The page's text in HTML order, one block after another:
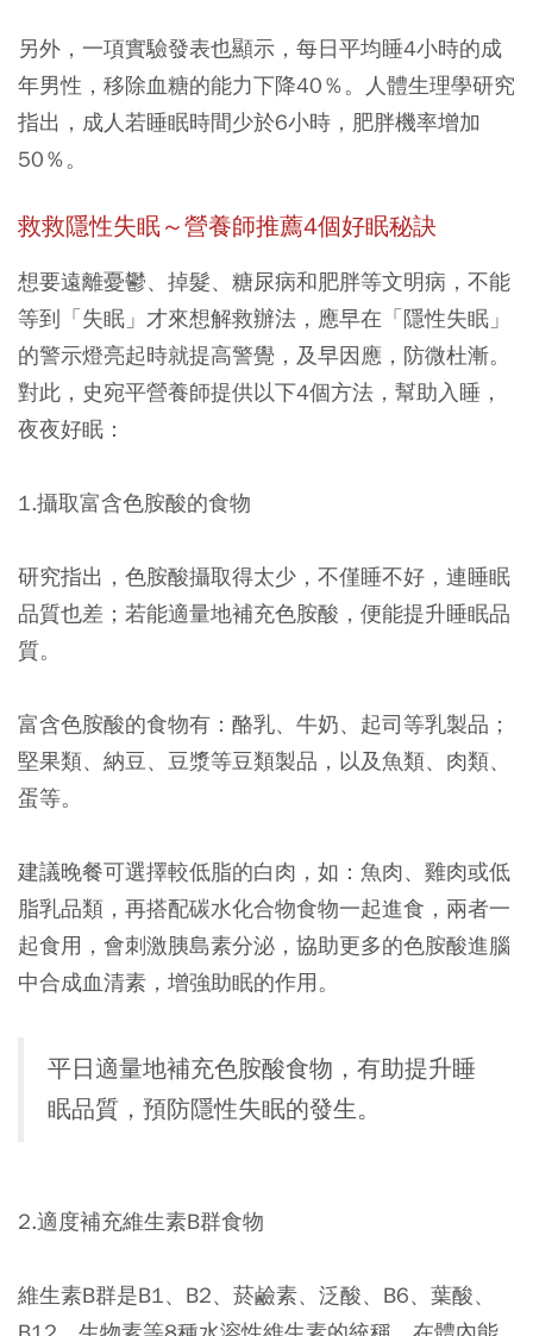
另外，一項實驗發表也顯示，每日平均睡4小時的成
年男性，移除血糖的能力下降40％。人體生理學研究
指出，成人若睡眠時間少於6小時，肥胖機率增加
50％。
救救隱性失眠～營養師推薦4個好眠秘訣
想要遠離憂鬱、掉髮、糖尿病和肥胖等文明病，不能
等到「失眠」才來想解救辦法，應早在「隱性失眠」
的警示燈亮起時就提高警覺，及早因應，防微杜漸。
對此，史宛平營養師提供以下4個方法，幫助入睡，
夜夜好眠：
1.攝取富含色胺酸的食物
研究指出，色胺酸攝取得太少，不僅睡不好，連睡眠
品質也差；若能適量地補充色胺酸，便能提升睡眠品
質。
富含色胺酸的食物有：酪乳、牛奶、起司等乳製品；
堅果類、納豆、豆漿等豆類製品，以及魚類、肉類、
蛋等。
建議晚餐可選擇較低脂的白肉，如：魚肉、雞肉或低
脂乳品類，再搭配碳水化合物食物一起進食，兩者一
起食用，會刺激胰島素分泌，協助更多的色胺酸進腦
中合成血清素，增強助眠的作用。
平日適量地補充色胺酸食物，有助提升睡
眠品質，預防隱性失眠的發生。
2.適度補充維生素B群食物
維生素B群是B1、B2、菸鹼素、泛酸、B6、葉酸、